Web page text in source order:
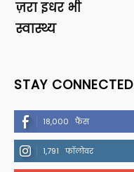
ज़रा इधर भी
स्वास्थ्य
STAY CONNECTED
18,000 फैंस
1,791 फॉलोवर